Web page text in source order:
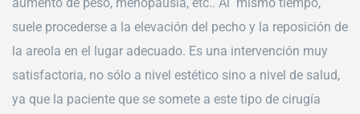
suele procederse a la elevación del pecho y la reposición de
la areola en el lugar adecuado. Es una intervención muy
satisfactoria, no sólo a nivel estético sino a nivel de salud,
ya que la paciente que se somete a este tipo de cirugía